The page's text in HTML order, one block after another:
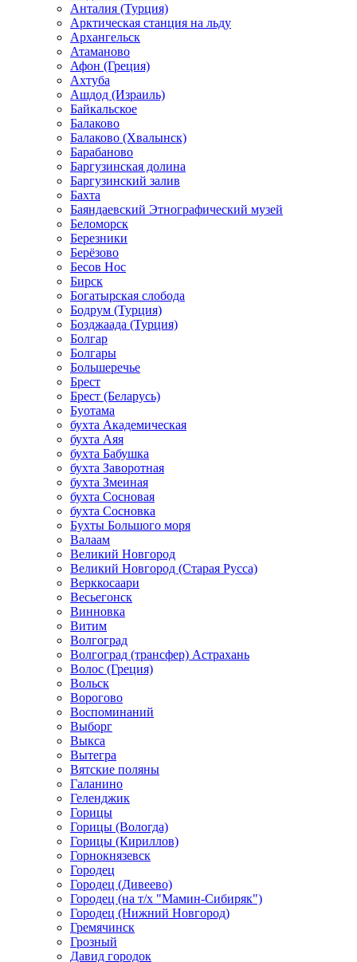
Анталия (Турция)
Арктическая станция на льду
Архангельск
Атаманово
Афон (Греция)
Ахтуба
Ашдод (Израиль)
Байкальское
Балаково
Балаково (Хвалынск)
Барабаново
Баргузинская долина
Баргузинский залив
Бахта
Баяндаевский Этнографический музей
Беломорск
Березники
Берёзово
Бесов Нос
Бирск
Богатырская слобода
Бодрум (Турция)
Бозджаада (Турция)
Болгар
Болгары
Большеречье
Брест
Брест (Беларусь)
Буотама
бухта Академическая
бухта Аяя
бухта Бабушка
бухта Заворотная
бухта Змеиная
бухта Сосновая
бухта Сосновка
Бухты Большого моря
Валаам
Великий Новгород
Великий Новгород (Старая Русса)
Верккосаари
Весьегонск
Винновка
Витим
Волгоград
Волгоград (трансфер) Астрахань
Волос (Греция)
Вольск
Ворогово
Воспоминаний
Выборг
Выкса
Вытегра
Вятские поляны
Галанино
Геленджик
Горицы
Горицы (Вологда)
Горицы (Кириллов)
Горнокнязевск
Городец
Городец (Дивеево)
Городец (на т/х "Мамин-Сибиряк")
Городец (Нижний Новгород)
Гремячинск
Грозный
Давид городок